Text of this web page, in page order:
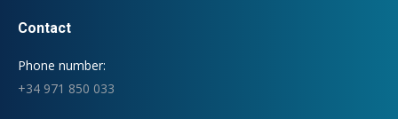
Contact
Phone number:
+34 971 850 033